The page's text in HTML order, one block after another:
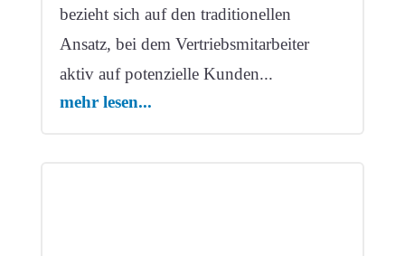
bezieht sich auf den traditionellen
Ansatz, bei dem Vertriebsmitarbeiter
aktiv auf potenzielle Kunden...
mehr lesen...